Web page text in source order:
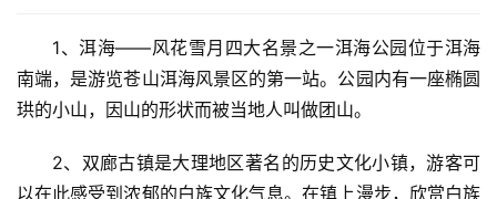
1、洱海——风花雪月四大名景之一洱海公园位于洱海
南端，是游览苍山洱海风景区的第一站。公园内有一座椭圆
珙的小山，因山的形状而被当地人叫做团山。
2、双廊古镇是大理地区著名的历史文化小镇，游客可
以在此感受到浓郁的白族文化气息。在镇上漫步，欣赏白族